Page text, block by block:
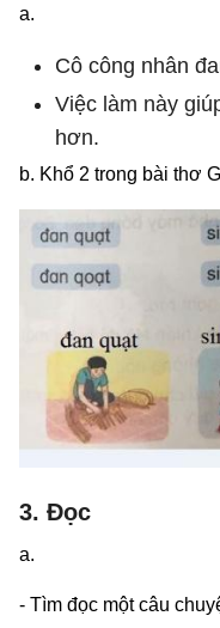
a.
Cô công nhân
Việc làm này
hơn.
b. Khổ 2 trong bài thơ
3. Đọc
a.
- Tìm đọc một câu